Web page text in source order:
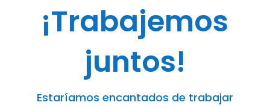
¡Trabajemos
juntos!
Estaríamos encantados de trabajar